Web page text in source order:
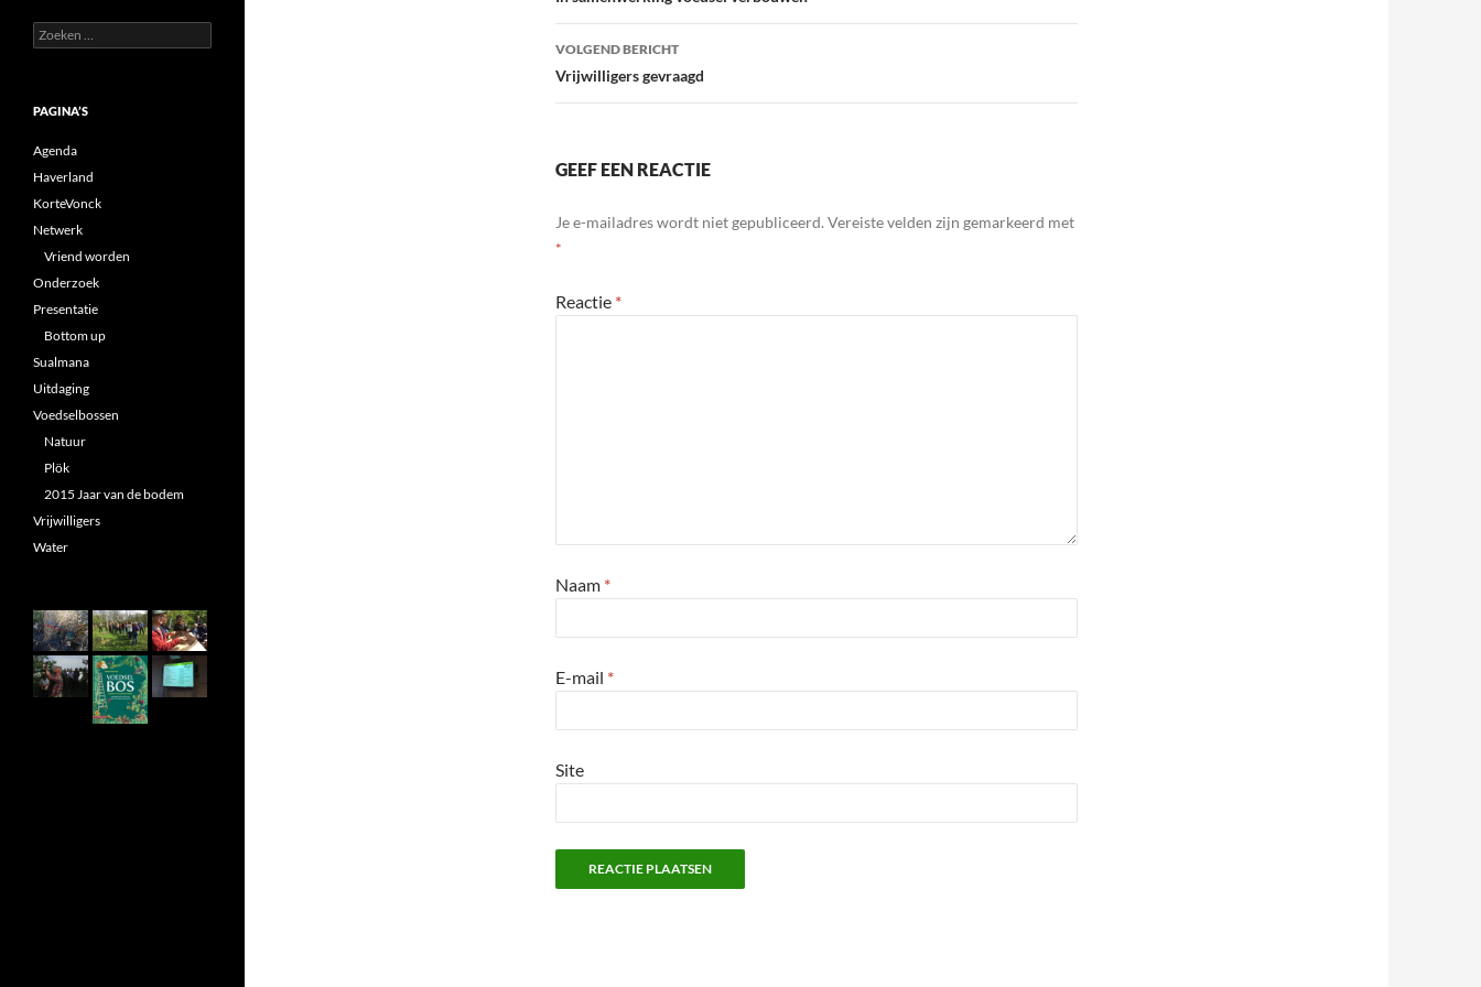
VOLGEND BERICHT
Vrijwilligers gevraagd
GEEF EEN REACTIE
Je e-mailadres wordt niet gepubliceerd. Vereiste velden zijn gemarkeerd met
*
Reactie *
Naam *
E-mail *
Site
Zoeken
naar:
PAGINA’S
Agenda
Haverland
KorteVonck
Netwerk
Vriend worden
Onderzoek
Presentatie
Bottom up
Sualmana
Uitdaging
Voedselbossen
Natuur
Plök
2015 Jaar van de bodem
Vrijwilligers
Water